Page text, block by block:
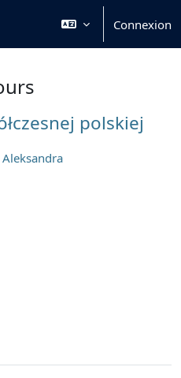
Connexion
polskiej
Aleksandra